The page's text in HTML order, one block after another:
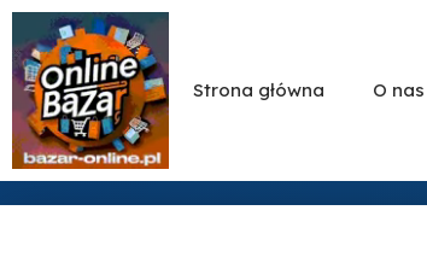
Strona główna O nas